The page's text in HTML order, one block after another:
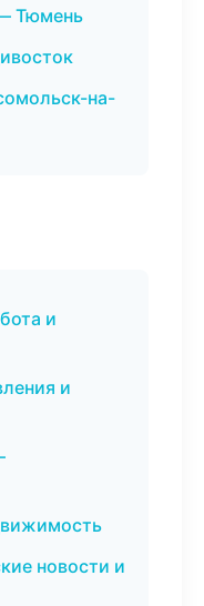
Тюмень
на-
и
и
новости и